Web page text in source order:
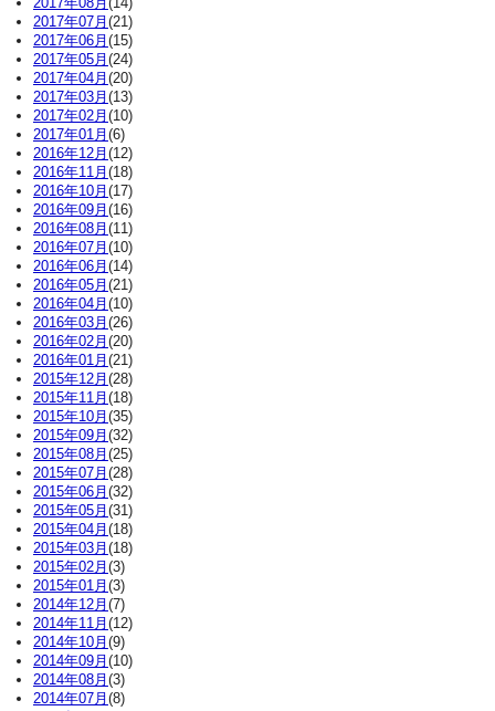
2017年07月(21)
2017年06月(15)
2017年05月(24)
2017年04月(20)
2017年03月(13)
2017年02月(10)
2017年01月(6)
2016年12月(12)
2016年11月(18)
2016年10月(17)
2016年09月(16)
2016年08月(11)
2016年07月(10)
2016年06月(14)
2016年05月(21)
2016年04月(10)
2016年03月(26)
2016年02月(20)
2016年01月(21)
2015年12月(28)
2015年11月(18)
2015年10月(35)
2015年09月(32)
2015年08月(25)
2015年07月(28)
2015年06月(32)
2015年05月(31)
2015年04月(18)
2015年03月(18)
2015年02月(3)
2015年01月(3)
2014年12月(7)
2014年11月(12)
2014年10月(9)
2014年09月(10)
2014年08月(3)
2014年07月(8)